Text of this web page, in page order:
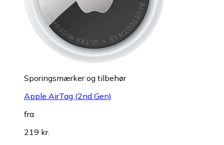
Sporingsmærker og tilbehør
Apple AirTag (2nd Gen)
fra
219 kr.